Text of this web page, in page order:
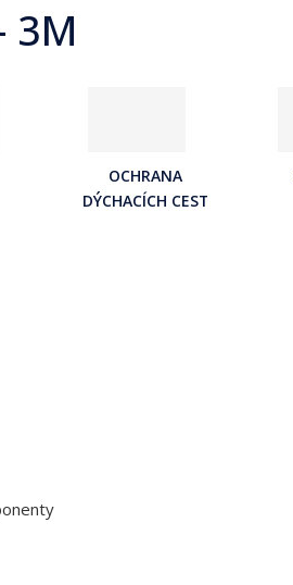
3M
OCHRANA
DÝCHACÍCH CEST